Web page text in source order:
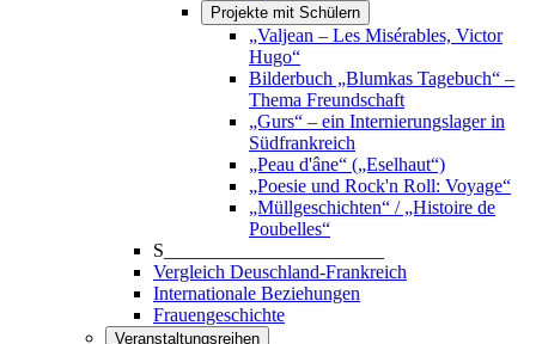
Projekte mit Schülern
„Valjean – Les Misérables, Victor
Hugo“
Bilderbuch „Blumkas Tagebuch“ –
Thema Freundschaft
„Gurs“ – ein Internierungslager in
Südfrankreich
„Peau d'âne“ („Eselhaut“)
„Poesie und Rock'n Roll: Voyage“
„Müllgeschichten“ / „Histoire de
Poubelles“
S_______________________
Vergleich Deuschland-Frankreich
Internationale Beziehungen
Frauengeschichte
Veranstaltungsreihen